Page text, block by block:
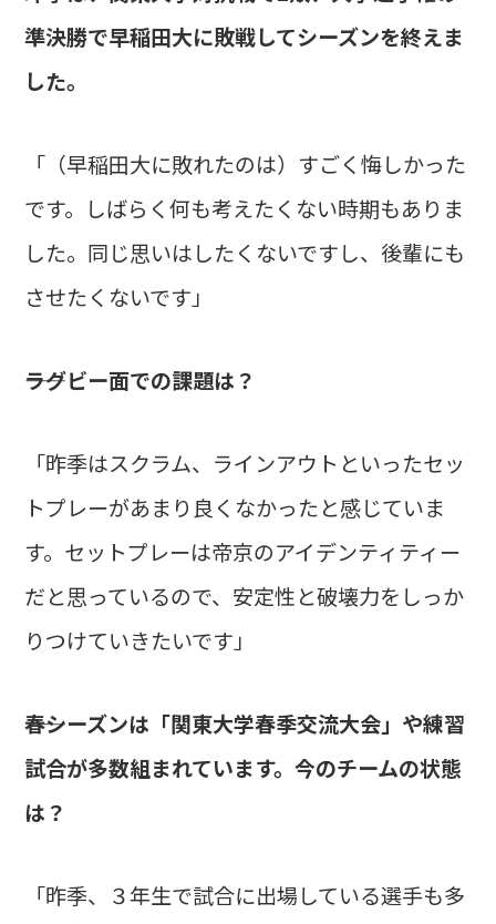
準決勝で早稲田大に敗戦してシーズンを終えま
した。
「（早稲田大に敗れたのは）すごく悔しかった
です。しばらく何も考えたくない時期もありま
した。同じ思いはしたくないですし、後輩にも
させたくないです」
――ラグビー面での課題は？
「昨季はスクラム、ラインアウトといったセッ
トプレーがあまり良くなかったと感じていま
す。セットプレーは帝京のアイデンティティー
だと思っているので、安定性と破壊力をしっか
りつけていきたいです」
――春シーズンは「関東大学春季交流大会」や練習
試合が多数組まれています。今のチームの状態
は？
「昨季、３年生で試合に出場している選手も多